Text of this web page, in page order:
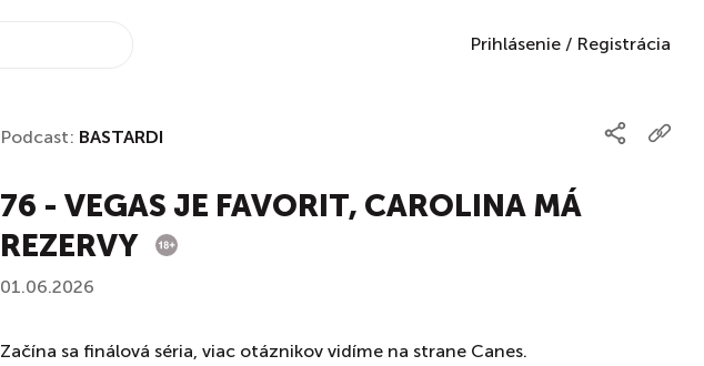
Prihlásenie / Registrácia
Podcast: BASTARDI
76 - VEGAS JE FAVORIT, CAROLINA MÁ
REZERVY
01.06.2026
Začína sa finálová séria, viac otáznikov vidíme na strane Canes.